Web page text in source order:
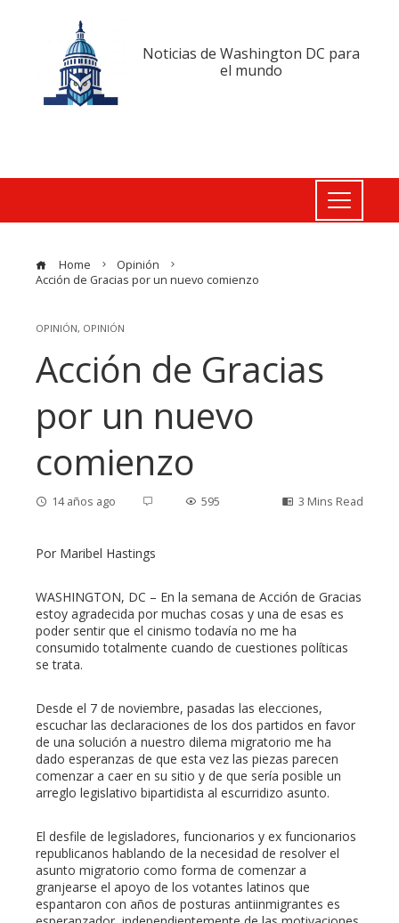
Noticias de Washington DC para
el mundo
Home
Opinión
Acción de Gracias por un nuevo comienzo
OPINIÓN, OPINIÓN
Acción de Gracias
por un nuevo
comienzo
14 años ago 595 3 Mins Read
Por Maribel Hastings
WASHINGTON, DC – En la semana de Acción de Gracias
estoy agradecida por muchas cosas y una de esas es
poder sentir que el cinismo todavía no me ha
consumido totalmente cuando de cuestiones políticas
se trata.
Desde el 7 de noviembre, pasadas las elecciones,
escuchar las declaraciones de los dos partidos en favor
de una solución a nuestro dilema migratorio me ha
dado esperanzas de que esta vez las piezas parecen
comenzar a caer en su sitio y de que sería posible un
arreglo legislativo bipartidista al escurridizo asunto.
El desfile de legisladores, funcionarios y ex funcionarios
republicanos hablando de la necesidad de resolver el
asunto migratorio como forma de comenzar a
granjearse el apoyo de los votantes latinos que
espantaron con años de posturas antiinmigrantes es